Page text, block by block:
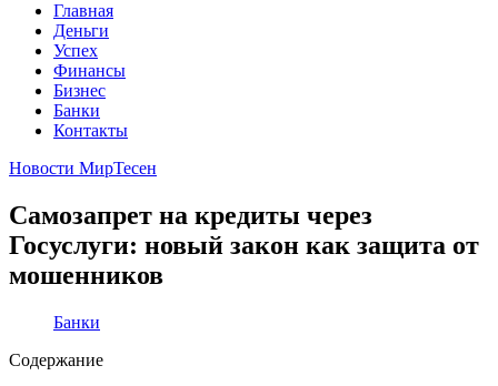
Главная
Деньги
Успех
Финансы
Бизнес
Банки
Контакты
Новости МирТесен
Самозапрет на кредиты через
Госуслуги: новый закон как защита от
мошенников
Банки
Содержание